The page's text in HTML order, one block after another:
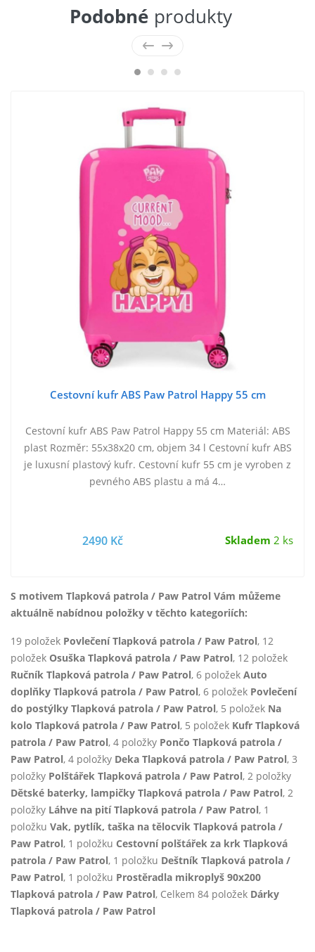
Podobné produkty
Cestovní kufr ABS Paw Patrol Happy 55 cm
Cestovní kufr ABS Paw Patrol Happy 55 cm Materiál: ABS
plast Rozměr: 55x38x20 cm, objem 34 l Cestovní kufr ABS
je luxusní plastový kufr. Cestovní kufr 55 cm je vyroben z
pevného ABS plastu a má 4…
2490 Kč Skladem 2 ks
S motivem Tlapková patrola / Paw Patrol Vám můžeme
aktuálně nabídnou položky v těchto kategoriích:
19 položek Povlečení Tlapková patrola / Paw Patrol, 12
položek Osuška Tlapková patrola / Paw Patrol, 12 položek
Ručník Tlapková patrola / Paw Patrol, 6 položek Auto
doplňky Tlapková patrola / Paw Patrol, 6 položek Povlečení
do postýlky Tlapková patrola / Paw Patrol, 5 položek Na
kolo Tlapková patrola / Paw Patrol, 5 položek Kufr Tlapková
patrola / Paw Patrol, 4 položky Pončo Tlapková patrola /
Paw Patrol, 4 položky Deka Tlapková patrola / Paw Patrol, 3
položky Polštářek Tlapková patrola / Paw Patrol, 2 položky
Dětské baterky, lampičky Tlapková patrola / Paw Patrol, 2
položky Láhve na pití Tlapková patrola / Paw Patrol, 1
položku Vak, pytlík, taška na tělocvik Tlapková patrola /
Paw Patrol, 1 položku Cestovní polštářek za krk Tlapková
patrola / Paw Patrol, 1 položku Deštník Tlapková patrola /
Paw Patrol, 1 položku Prostěradla mikroplyš 90x200
Tlapková patrola / Paw Patrol, Celkem 84 položek Dárky
Tlapková patrola / Paw Patrol